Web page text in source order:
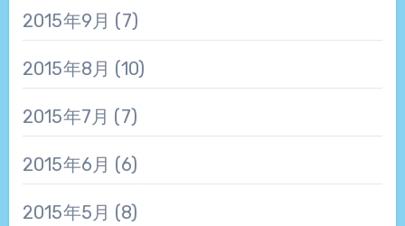
2015年9月 (7)
2015年8月 (10)
2015年7月 (7)
2015年6月 (6)
2015年5月 (8)